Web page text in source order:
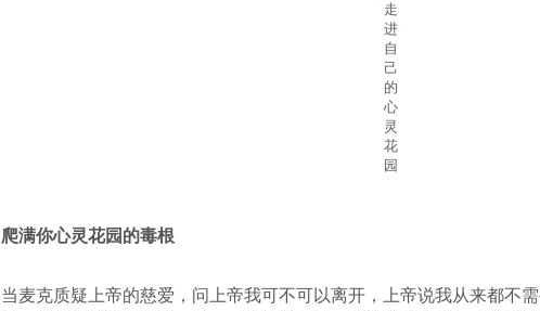
走
进
自
己
的
心
灵
花
园
爬满你心灵花园的毒根
当麦克质疑上帝的慈爱，问上帝我可不可以离开，上帝说我从来都不